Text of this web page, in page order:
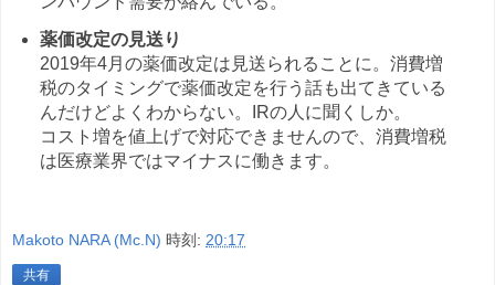
薬価改定の見送り
2019年4月の薬価改定は見送られることに。消費増
税のタイミングで薬価改定を行う話も出てきている
んだけどよくわからない。IRの人に聞くしか。
コスト増を値上げで対応できませんので、消費増税
は医療業界ではマイナスに働きます。
Makoto NARA (Mc.N) 時刻: 20:17
共有